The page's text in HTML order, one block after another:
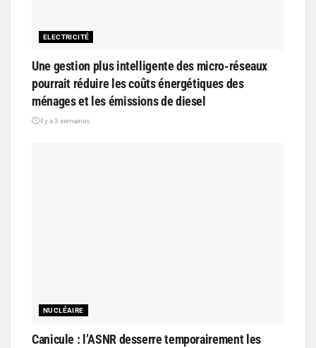
ELECTRICITÉ
Une gestion plus intelligente des micro-réseaux
pourrait réduire les coûts énergétiques des
ménages et les émissions de diesel
il y a 3 semaines
NUCLÉAIRE
Canicule : l’ASNR desserre temporairement les